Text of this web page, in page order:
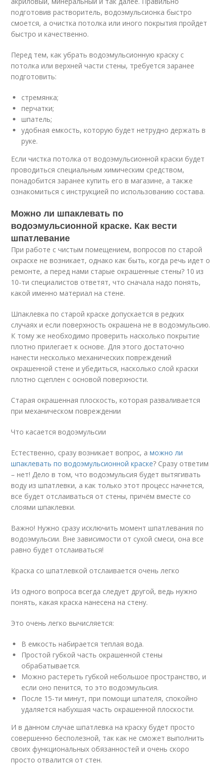
подготовив растворитель, водоэмульсионка быстро
смоется, а очистка потолка или иного покрытия пройдет
быстро и качественно.
Перед тем, как убрать водоэмульсионную краску с
потолка или верхней части стены, требуется заранее
подготовить:
стремянка;
перчатки;
шпатель;
удобная емкость, которую будет нетрудно держать в
руке.
Если чистка потолка от водоэмульсионной краски будет
проводиться специальным химическим средством,
понадобится заранее купить его в магазине, а также
ознакомиться с инструкцией по использованию состава.
Можно ли шпаклевать по
водоэмульсионной краске. Как вести
шпатлевание
При работе с чистым помещением, вопросов по старой
окраске не возникает, однако как быть, когда речь идет о
ремонте, а перед нами старые окрашенные стены? 10 из
10-ти специалистов ответят, что сначала надо понять,
какой именно материал на стене.
Шпаклевка по старой краске допускается в редких
случаях и если поверхность окрашена не в водоэмульсию.
К тому же необходимо проверить насколько покрытие
плотно прилегает к основе. Для этого достаточно
нанести несколько механических повреждений
окрашенной стене и убедиться, насколько слой краски
плотно сцеплен с основой поверхности.
Старая окрашенная плоскость, которая разваливается
при механическом повреждении
Что касается водоэмульсии
Естественно, сразу возникает вопрос, аможно ли
шпаклевать по водоэмульсионной краске? Сразу ответим
– нет! Дело в том, что водоэмульсия будет вытягивать
воду из шпатлевки, а как только этот процесс начнется,
все будет отслаиваться от стены, причём вместе со
слоями шпаклевки.
Важно! Нужно сразу исключить момент шпатлевания по
водоэмульсии. Вне зависимости от сухой смеси, она все
равно будет отслаиваться!
Краска со шпатлевкой отслаивается очень легко
Из одного вопроса всегда следует другой, ведь нужно
понять, какая краска нанесена на стену.
Это очень легко вычисляется:
В емкость набирается теплая вода.
Простой губкой часть окрашенной стены
обрабатывается.
Можно растереть губкой небольшое пространство, и
если оно пенится, то это водоэмульсия.
После 15-ти минут, при помощи шпателя, спокойно
удаляется набухшая часть окрашенной плоскости.
И в данном случае шпатлевка на краску будет просто
совершенно бесполезной, так как не сможет выполнить
своих функциональных обязанностей и очень скоро
просто отвалится от стен.